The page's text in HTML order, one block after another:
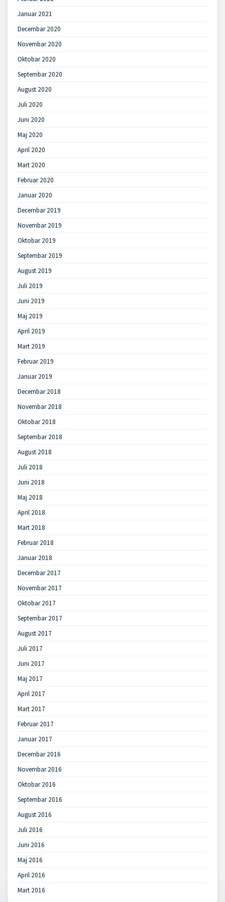
Januar 2021
Decembar 2020
Novembar 2020
Oktobar 2020
Septembar 2020
August 2020
Juli 2020
Juni 2020
Maj 2020
April 2020
Mart 2020
Februar 2020
Januar 2020
Decembar 2019
Novembar 2019
Oktobar 2019
Septembar 2019
August 2019
Juli 2019
Juni 2019
Maj 2019
April 2019
Mart 2019
Februar 2019
Januar 2019
Decembar 2018
Novembar 2018
Oktobar 2018
Septembar 2018
August 2018
Juli 2018
Juni 2018
Maj 2018
April 2018
Mart 2018
Februar 2018
Januar 2018
Decembar 2017
Novembar 2017
Oktobar 2017
Septembar 2017
August 2017
Juli 2017
Juni 2017
Maj 2017
April 2017
Mart 2017
Februar 2017
Januar 2017
Decembar 2016
Novembar 2016
Oktobar 2016
Septembar 2016
August 2016
Juli 2016
Juni 2016
Maj 2016
April 2016
Mart 2016